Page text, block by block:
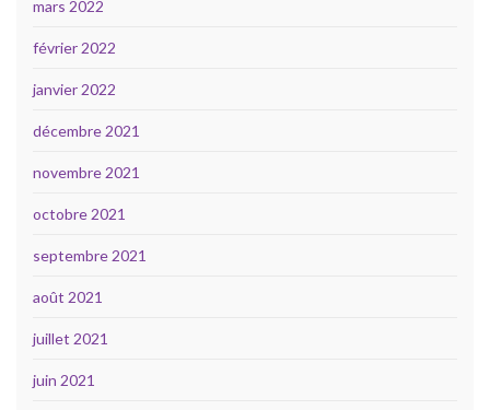
mars 2022
février 2022
janvier 2022
décembre 2021
novembre 2021
octobre 2021
septembre 2021
août 2021
juillet 2021
juin 2021